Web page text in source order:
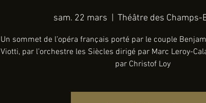
sam. 22 mars Théâtre des Champs-
Un sommet de l’opéra français porté par le couple
Viotti, par l’orchestre les Siècles dirigé par Marc Leroy-
par Christof Loy